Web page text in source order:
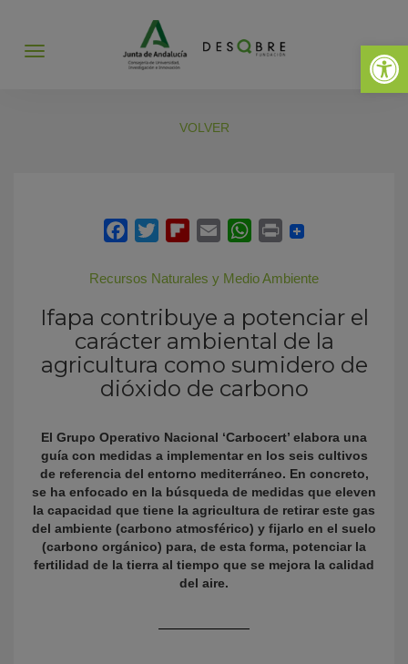
Abrir
Abrir
VOLVER
Recursos Naturales y Medio Ambiente
Ifapa contribuye a potenciar el
carácter ambiental de la
agricultura como sumidero de
dióxido de carbono
El Grupo Operativo Nacional ‘Carbocert’ elabora una
guía con medidas a implementar en los seis cultivos
de referencia del entorno mediterráneo. En concreto,
se ha enfocado en la búsqueda de medidas que eleven
la capacidad que tiene la agricultura de retirar este gas
del ambiente (carbono atmosférico) y fijarlo en el suelo
(carbono orgánico) para, de esta forma, potenciar la
fertilidad de la tierra al tiempo que se mejora la calidad
del aire.